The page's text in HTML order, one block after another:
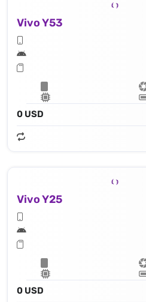
Vivo Y53
0 USD
Vivo Y25
0 USD